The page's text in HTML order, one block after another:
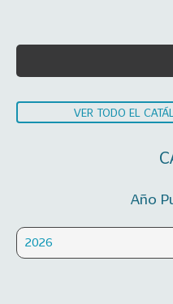
VER TODO EL
Año
2026